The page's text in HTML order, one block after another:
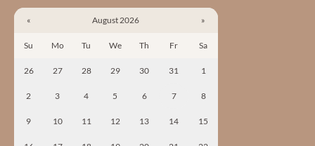
« August 2026 »
Su Mo Tu We Th Fr Sa
26 27 28 29 30 31 1
2 3 4 5 6 7 8
9 10 11 12 13 14 15